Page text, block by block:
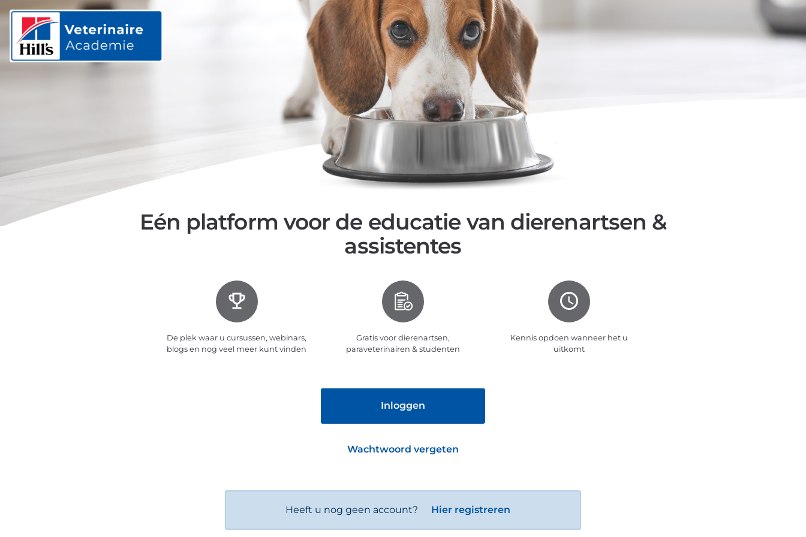
Eén platform voor de educatie van dierenartsen &
assistentes
De plek waar u cursussen, webinars,
blogs en nog veel meer kunt vinden
Gratis voor dierenartsen,
paraveterinairen & studenten
Kennis opdoen wanneer het u
uitkomt
Inloggen
Wachtwoord vergeten
Heeft u nog geen account? Hier registreren